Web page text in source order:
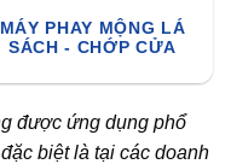
MÁY PHAY MỘNG LÁ
SÁCH - CHỚP CỬA
được ứng dụng phổ
biệt là tại các doanh